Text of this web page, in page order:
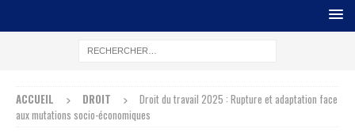
ACCUEIL DROIT
Droit du travail 2025 : Rupture et adaptation face
aux mutations socio-économiques